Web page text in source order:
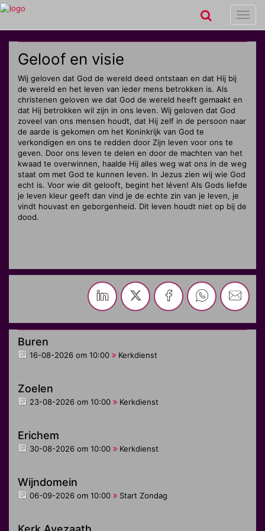
Geloof en visie
Wij geloven dat God de wereld deed ontstaan en dat Hij bij
de wereld en het leven van ieder mens betrokken is. Als
christenen geloven we dat God de wereld heeft gemaakt en
dat Hij betrokken wil zijn in ons leven. Wij geloven dat God
zoveel van ons mensen houdt, dat Hij zelf in de persoon naar
de aarde is gekomen om het Koninkrijk van God te
verkondigen en ons te redden door Zijn leven voor ons te
geven. Door ons leven te delen en door de machten van het
kwaad te overwinnen, haalde Hij alles weg wat ons in de weg
staat om met God te kunnen leven. In Jezus zien wij wie God
echt is. Voor wie dit gelooft, begint het léven! Als Gods liefde
je leven kleur geeft dan vind je de echte zin van je leven, je
vindt houvast en geborgenheid. Dit leven houdt niet op bij de
dood.
Buren
16-08-2026 om 10:00 Kerkdienst
Zoelen
23-08-2026 om 10:00 Kerkdienst
Erichem
30-08-2026 om 10:00 Kerkdienst
Wijndomein
06-09-2026 om 10:00 Start Zondag